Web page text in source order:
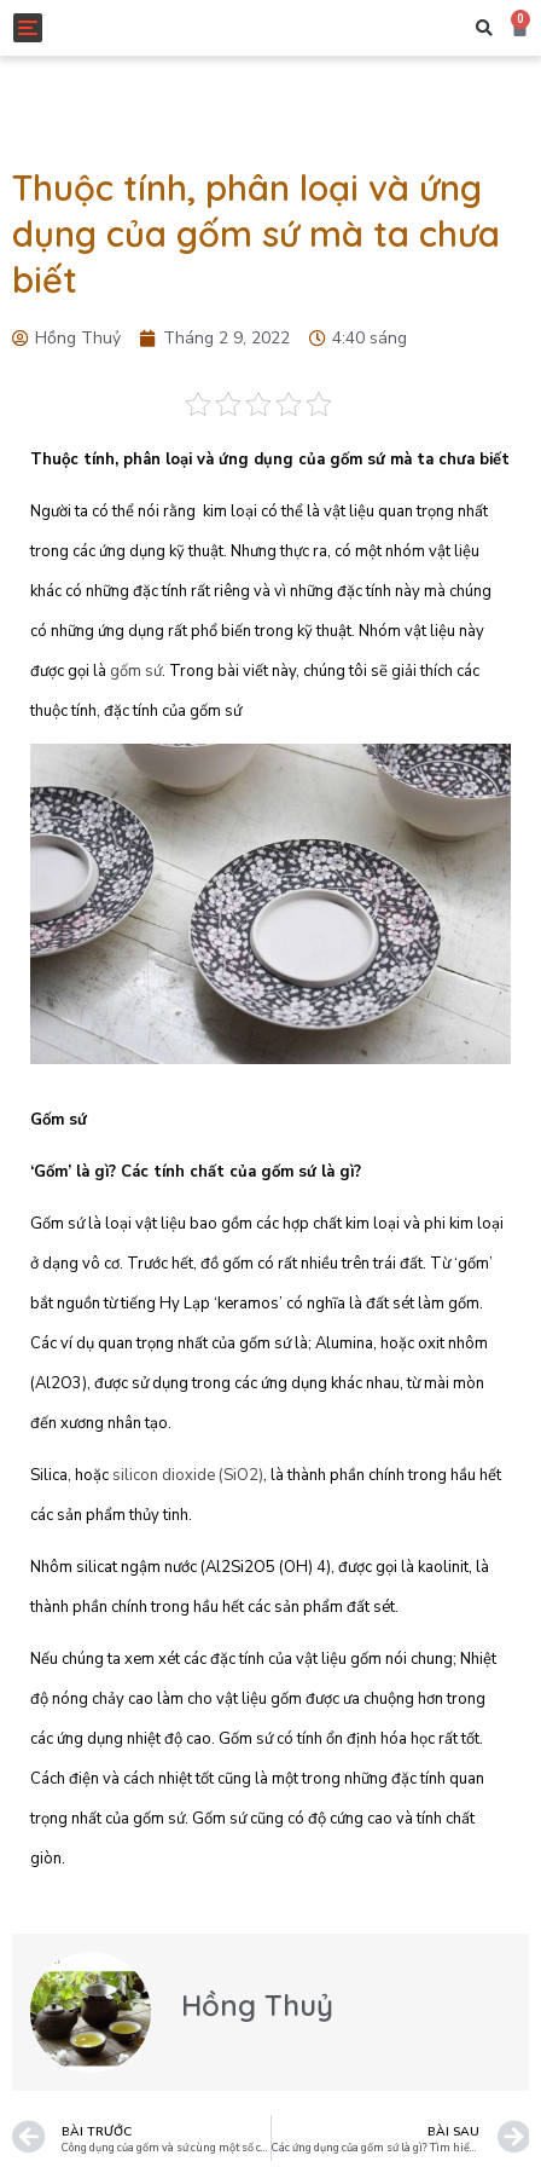
Toggle navigation 0
Thuộc tính, phân loại và ứng
dụng của gốm sứ mà ta chưa
biết
Hồng Thuỷ Tháng 2 9, 2022 4:40 sáng
Thuộc tính, phân loại và ứng dụng của gốm sứ mà ta chưa biết
Người ta có thể nói rằng kim loại có thể là vật liệu quan trọng nhất
trong các ứng dụng kỹ thuật. Nhưng thực ra, có một nhóm vật liệu
khác có những đặc tính rất riêng và vì những đặc tính này mà chúng
có những ứng dụng rất phổ biến trong kỹ thuật. Nhóm vật liệu này
được gọi là gốm sứ. Trong bài viết này, chúng tôi sẽ giải thích các
thuộc tính, đặc tính của gốm sứ
Gốm sứ
‘Gốm’ là gì? Các tính chất của gốm sứ là gì?
Gốm sứ là loại vật liệu bao gồm các hợp chất kim loại và phi kim loại
ở dạng vô cơ. Trước hết, đồ gốm có rất nhiều trên trái đất. Từ ‘gốm’
bắt nguồn từ tiếng Hy Lạp ‘keramos’ có nghĩa là đất sét làm gốm.
Các ví dụ quan trọng nhất của gốm sứ là; Alumina, hoặc oxit nhôm
(Al2O3), được sử dụng trong các ứng dụng khác nhau, từ mài mòn
đến xương nhân tạo.
Silica, hoặc silicon dioxide (SiO2), là thành phần chính trong hầu hết
các sản phẩm thủy tinh.
Nhôm silicat ngậm nước (Al2Si2O5 (OH) 4), được gọi là kaolinit, là
thành phần chính trong hầu hết các sản phẩm đất sét.
Nếu chúng ta xem xét các đặc tính của vật liệu gốm nói chung; Nhiệt
độ nóng chảy cao làm cho vật liệu gốm được ưa chuộng hơn trong
các ứng dụng nhiệt độ cao. Gốm sứ có tính ổn định hóa học rất tốt.
Cách điện và cách nhiệt tốt cũng là một trong những đặc tính quan
trọng nhất của gốm sứ. Gốm sứ cũng có độ cứng cao và tính chất
giòn.
Hồng Thuỷ
BÀI TRƯỚC
Công dụng của gốm và sứ cùng một số câu nói tìm hiểu về gốm sứ
BÀI SAU
Các ứng dụng của gốm sứ là gì? Tìm hiểu chi tiết về đồ gốm sứ